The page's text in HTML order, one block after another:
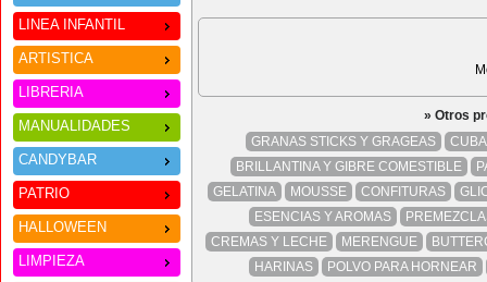
LINEA INFANTIL
ARTISTICA
LIBRERIA
MANUALIDADES
CANDYBAR
PATRIO
HALLOWEEN
LIMPIEZA
» Otros
GRANAS STICKS Y GRAGEAS
BRILLANTINA Y GIBRE COMESTIBLE
GELATINA
MOUSSE CONFITURAS
ESENCIAS Y AROMAS
CREMAS Y LECHE
MERENGUE
HARINAS
POLVO PARA HORNEAR